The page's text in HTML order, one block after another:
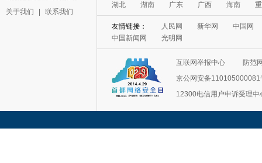
关于我们 联系我们
湖北
湖南 广东 广西 海南
友情链接： 人民网 新华网
中国网
中国新闻网
光明网
互联网举报中心
防范
京公网安备110105000081
12300电信用户申诉受理中